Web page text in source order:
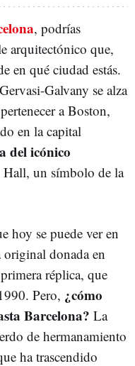
, podrías
arquitectónico que,
en qué ciudad estás.
Galvany se alza
a Boston,
en la capital
del icónico
Hall, un símbolo de la
hoy se puede ver en
original donada en
réplica, que
Pero, ¿cómo
Barcelona? La
de hermanamiento
ha trascendido